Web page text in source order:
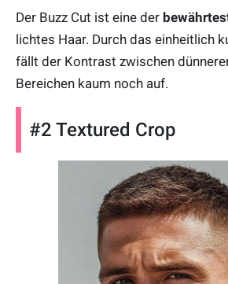
Der Buzz Cut ist eine der
lichtes Haar. Durch das einheitlich
fällt der Kontrast zwischen
Bereichen kaum noch auf.
#2 Textured Crop